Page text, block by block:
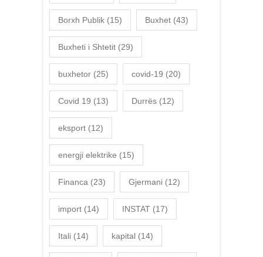
Borxh Publik (15) Buxhet (43)
Buxheti i Shtetit (29)
buxhetor (25) covid-19 (20)
Covid 19 (13) Durrës (12)
eksport (12)
energji elektrike (15)
Financa (23) Gjermani (12)
import (14) INSTAT (17)
Itali (14) kapital (14)